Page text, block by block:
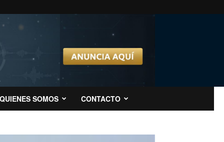
QUIENES SOMOS CONTACTO